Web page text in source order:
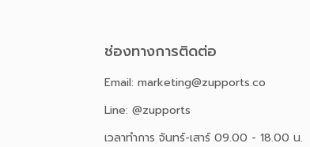
ช่องทางการติดต่อ
Email: marketing@zupports.co
Line: @zupports
เวลาทำการ จันทร์-เสาร์ 09.00 - 18.00 น.